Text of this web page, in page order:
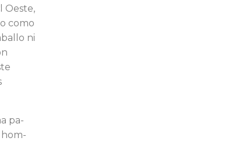
Oeste,
como
ni
pa­
hom­